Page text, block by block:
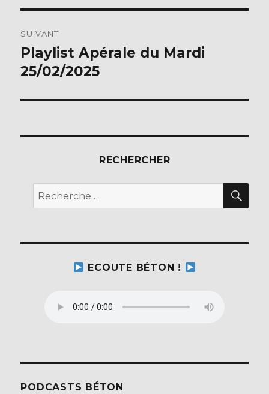
SUIVANT
Publication
suivante :
Playlist Apérale du Mardi
25/02/2025
RECHERCHER
Recherche
pour :
ECOUTE BÉTON !
PODCASTS BÉTON